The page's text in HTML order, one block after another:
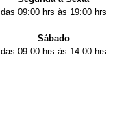
das 09:00 hrs às 19:00 hrs
Sábado
das 09:00 hrs às 14:00 hrs